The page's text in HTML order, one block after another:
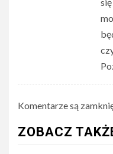
Komentarze są
ZOBACZ